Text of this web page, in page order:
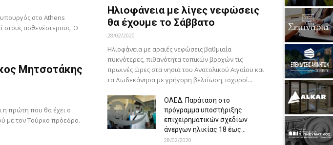
στο Athens
στους ασθενέστερους. Ο
Μητσοτάκης
η πρώτη που θα έχει ο
με τον Τούρκο πρόεδρο.
Ηλιοφάνεια με λίγες νεφώσεις
θα έχουμε το Σάββατο
28/02/2020
Ηλιοφάνεια με αραιές νεφώσεις βαθμιαία
πυκνότερες, πιθανότητα τοπικών βροχών τις
πρωινές ώρες στα νησιά του Ανατολικού Αιγαίου και
τα Δωδεκάνησα με γρήγορη βελτίωση, ισχυροί...
ΟΑΕΔ: Παράταση στο
πρόγραμμα υποστήριξης
επιχειρηματικών σχεδίων
άνεργων ηλικίας 18 έως...
28/02/2020